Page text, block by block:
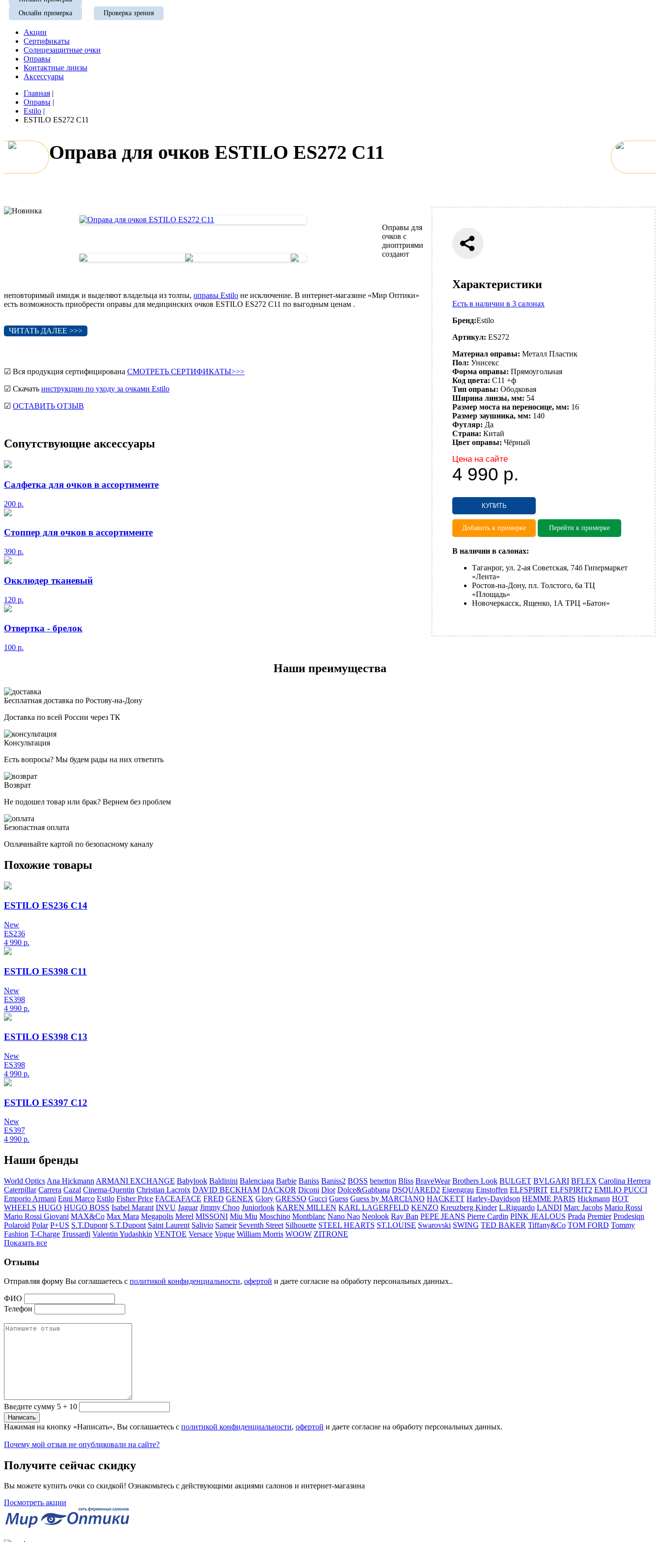
Онлайн примерка
Проверка зрения
Акции
Сертификаты
Солнцезащитные очки
Оправы
Контактные линзы
Аксессуары
Главная |
Оправы |
Estilo |
ESTILO ES272 C11
Оправа для очков ESTILO ES272 C11
Характеристики
Есть в наличии в 3 салонах
Бренд:Estilo
Артикул: ES272
Материал оправы: Металл Пластик
Пол: Унисекс
Форма оправы: Прямоугольная
Код цвета: C11 +ф
Тип оправы: Ободковая
Ширина линзы, мм: 54
Размер моста на переносице, мм: 16
Размер заушника, мм: 140
Футляр: Да
Страна: Китай
Цвет оправы: Чёрный
Цена на сайте
4 990 р.
КУПИТЬ
Добавить к примерке Перейти к примерке
В наличии в салонах:
Таганрог, ул. 2-ая Советская, 74б Гипермаркет
«Лента»
Ростов-на-Дону, пл. Толстого, 6а ТЦ
«Площадь»
Новочеркасск, Ященко, 1А ТРЦ «Батон»
Оправы для
очков с
диоптриями
создают
неповторимый имидж и выделяют владельца из толпы, оправы Estilo не исключение. В интернет-магазине «Мир Оптики»
есть возможность приобрести оправы для медицинских очков ESTILO ES272 C11 по выгодным ценам .
ЧИТАТЬ ДАЛЕЕ >>>
☑ Вся продукция сертифицирована СМОТРЕТЬ СЕРТИФИКАТЫ>>>
☑ Скачать инструкцию по уходу за очками Estilo
☑ ОСТАВИТЬ ОТЗЫВ
Сопутствующие аксессуары
Салфетка для очков в ассортименте
200 р.
Стоппер для очков в ассортименте
390 р.
Окклюдер тканевый
120 р.
Отвертка - брелок
100 р.
Наши преимущества
Бесплатная доставка по Ростову-на-Дону
Доставка по всей России через ТК
Консультация
Есть вопросы? Мы будем рады на них ответить
Возврат
Не подошел товар или брак? Вернем без проблем
Безопастная оплата
Оплачивайте картой по безопасному каналу
Похожие товары
ESTILO ES236 C14
New
ES236
4 990 р.
ESTILO ES398 C11
New
ES398
4 990 р.
ESTILO ES398 C13
New
ES398
4 990 р.
ESTILO ES397 C12
New
ES397
4 990 р.
Наши бренды
World Optics Ana Hickmann ARMANI EXCHANGE Babylook Baldinini Balenciaga Barbie Baniss Baniss2 BOSS benetton Bliss BraveWear Brothers Look BULGET BVLGARI BFLEX Carolina Herrera
Caterpillar Carrera Cazal Cinema-Quentin Christian Lacroix DAVID BECKHAM DACKOR Diconi Dior Dolce&Gabbana DSQUARED2 Eigengrau Einstoffen ELFSPIRIT ELFSPIRIT2 EMILIO PUCCI
Emporio Armani Enni Marco Estilo Fisher Price FACEAFACE FRED GENEX Glory GRESSO Gucci Guess Guess by MARCIANO HACKETT Harley-Davidson HEMME PARIS Hickmann HOT
WHEELS HUGO HUGO BOSS Isabel Marant INVU Jaguar Jimmy Choo Juniorlook KAREN MILLEN KARL LAGERFELD KENZO Kreuzberg Kinder L.Riguardo LANDI Marc Jacobs Mario Rossi
Mario Rossi Giovani MAX&Co Max Mara Megapolis Merel MISSONI Miu Miu Moschino Montblanc Nano Nao Neolook Ray Ban PEPE JEANS Pierre Cardin PINK JEALOUS Prada Premier Prodesiqn
Polaroid Polar P+US S.T.Dupont S.T.Dupont Saint Laurent Salivio Sameir Seventh Street Silhouette STEEL HEARTS ST.LOUISE Swarovski SWING TED BAKER Tiffany&Co TOM FORD Tommy
Fashion T-Charge Trussardi Valentin Yudashkin VENTOE Versace Vogue William Morris WOOW ZITRONE
Показать все
Отзывы
Отправляя форму Вы соглашаетесь с политикой конфиденциальности, офертой и даете согласие на обработу персональных данных..
ФИО
Телефон
Введите сумму 5 + 10
Нажимая на кнопку «Написать», Вы соглашаетесь с политикой конфиденциальности, офертой и даете согласие на обработу персональных данных.
Почему мой отзыв не опубликовали на сайте?
Получите сейчас скидку
Вы можете купить очки со скидкой! Ознакомьтесь с действующими акциями салонов и интернет-магазина
Посмотреть акции